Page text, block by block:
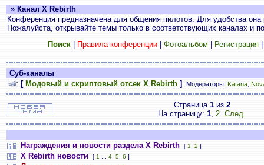
» Канал X Rebirth
Конференция предназначена для общения пилотов. Для удобства
Пожалуйста, открывайте темы только в соответствующих каналах и
Поиск| Правила конференции| Фотоальбом Регистрация
Суб-каналы
[ Модовый и скриптовый отсек X Rebirth ] Модераторы: Katana
Страница 1из 2
На страницу: 1, 2 След.
Награждения и новости раздела X Rebirth [ 1 2 ]
X Rebirth новости [ 1 4 5 6 ]